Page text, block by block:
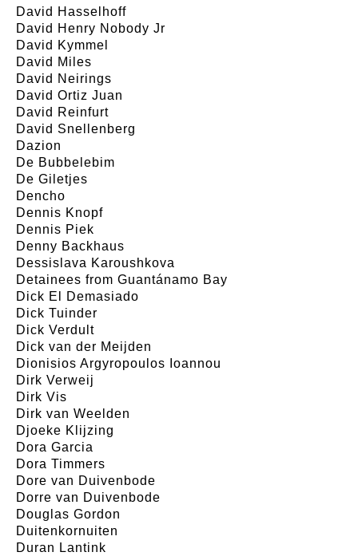
David Hasselhoff
David Henry Nobody Jr
David Kymmel
David Miles
David Neirings
David Ortiz Juan
David Reinfurt
David Snellenberg
Dazion
De Bubbelebim
De Giletjes
Dencho
Dennis Knopf
Dennis Piek
Denny Backhaus
Dessislava Karoushkova
Detainees from Guantánamo Bay
Dick El Demasiado
Dick Tuinder
Dick Verdult
Dick van der Meijden
Dionisios Argyropoulos Ioannou
Dirk Verweij
Dirk Vis
Dirk van Weelden
Djoeke Klijzing
Dora Garcia
Dora Timmers
Dore van Duivenbode
Dorre van Duivenbode
Douglas Gordon
Duitenkornuiten
Duran Lantink